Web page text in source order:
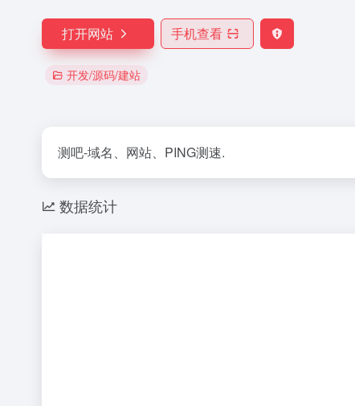
打开网站 手机查看
开发/源码/建站
测吧-域名、网站、PING测速.
数据统计